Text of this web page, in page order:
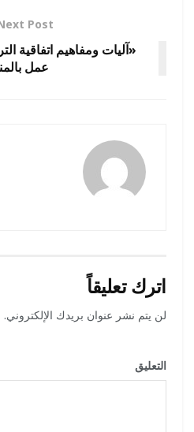
Post
«آليات ومفاهيم اتفاقية
عمل
اترك تعليقاً
لن يتم نشر عنوان بريدك الإلكتروني.
التعليق